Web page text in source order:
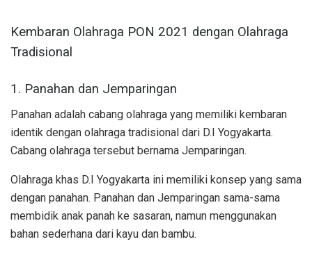
Kembaran Olahraga PON 2021 dengan Olahraga
Tradisional
1. Panahan dan Jemparingan
Panahan adalah cabang olahraga yang memiliki kembaran
identik dengan olahraga tradisional dari D.I Yogyakarta.
Cabang olahraga tersebut bernama Jemparingan.
Olahraga khas D.I Yogyakarta ini memiliki konsep yang sama
dengan panahan. Panahan dan Jemparingan sama-sama
membidik anak panah ke sasaran, namun menggunakan
bahan sederhana dari kayu dan bambu.